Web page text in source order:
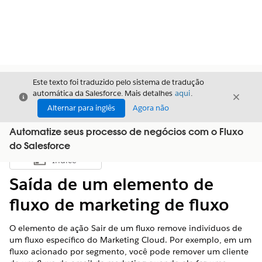
Fechar
Este texto foi traduzido pelo sistema de tradução
automática da Salesforce. Mais detalhes aqui.
Alternar para inglês
Agora não
Fechar
Automatize seus processo de negócios com o Fluxo
do Salesforce
Mostrar índice
Índice
Saída de um elemento de
fluxo de marketing de fluxo
O elemento de ação Sair de um fluxo remove indivíduos de
um fluxo específico do Marketing Cloud. Por exemplo, em um
fluxo acionado por segmento, você pode remover um cliente